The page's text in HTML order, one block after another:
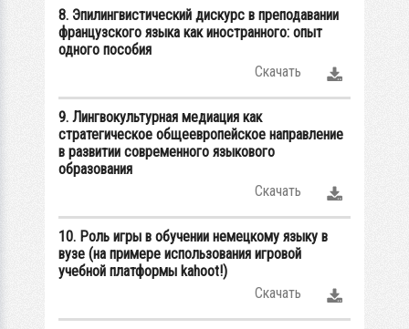
8. Эпилингвистический дискурс в преподавании
французского языка как иностранного: опыт
одного пособия
Скачать
9. Лингвокультурная медиация как
стратегическое общеевропейское направление
в развитии современного языкового
образования
Скачать
10. Роль игры в обучении немецкому языку в
вузе (на примере использования игровой
учебной платформы kahoot!)
Скачать